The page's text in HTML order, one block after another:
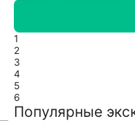
1
2
3
4
5
6
Популярные